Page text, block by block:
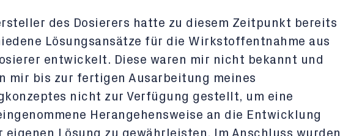
des Dosierers hatte zu diesem Zeitpunkt bereits
Lösungsansätze für die Wirkstoffentnahme aus
entwickelt. Diese waren mir nicht bekannt und
mir bis zur fertigen Ausarbeitung meines
nicht zur Verfügung gestellt, um eine
Herangehensweise an die Entwicklung